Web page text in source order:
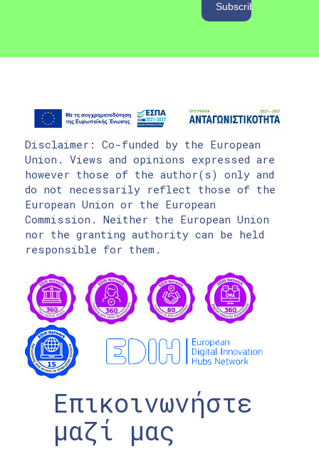
Disclaimer: Co-funded by the European
Union. Views and opinions expressed are
however those of the author(s) only and
do not necessarily reflect those of the
European Union or the European
Commission. Neither the European Union
nor the granting authority can be held
responsible for them.
Επικοινωνήστε
μαζί μας